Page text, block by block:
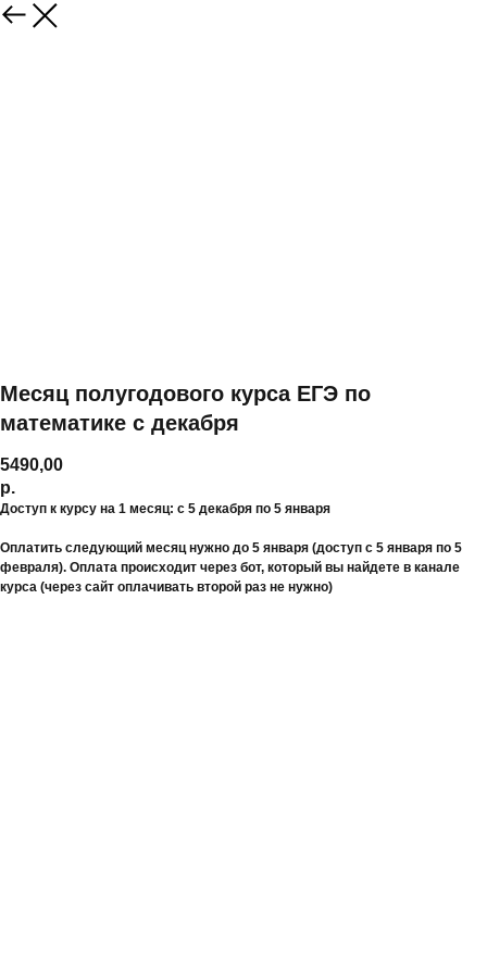
Месяц полугодового курса ЕГЭ по
математике с декабря
5490,00
р.
Доступ к курсу на 1 месяц: с 5 декабря по 5 января
Оплатить следующий месяц нужно до 5 января (доступ с 5 января по 5
февраля). Оплата происходит через бот, который вы найдете в канале
курса (через сайт оплачивать второй раз не нужно)